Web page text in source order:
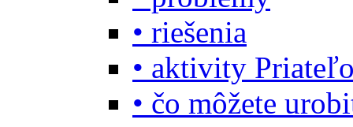
• riešenia
• aktivity
• čo môžete